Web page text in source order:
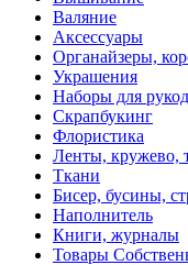
Валяние
Аксессуары
Органайзеры,
Украшения
Наборы для
Скрапбукинг
Флористика
Ленты, кружево,
Ткани
Бисер, бусины,
Наполнитель
Книги, журналы
Товары